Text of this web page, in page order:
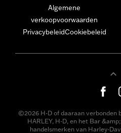
Algemene
verkoopvoorwaarden
PrivacybeleidCookiebeleid
©2026 H-D of daaraan verbonden
HARLEY, H-D, en het Bar
handelsmerken van Harley-